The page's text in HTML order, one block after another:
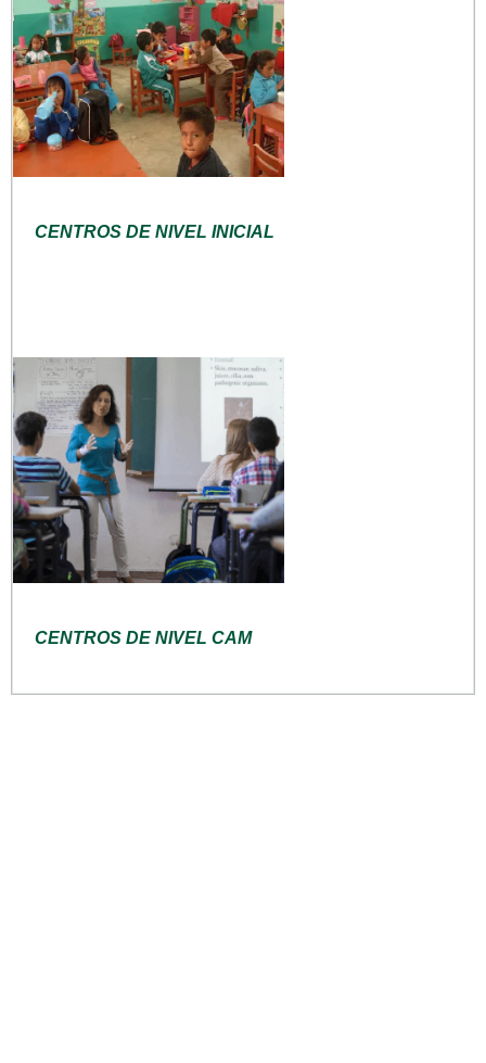
CENTROS DE NIVEL INICIAL
CENTROS DE NIVEL CAM